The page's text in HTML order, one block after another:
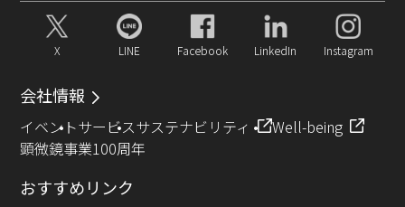
X LINE Facebook LinkedIn Instagram
会社情報
イベントサービスサステナビリティ
Well-being
顕微鏡事業100周年
おすすめリンク